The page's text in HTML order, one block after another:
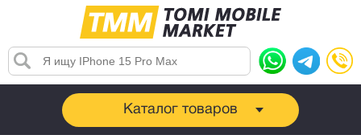
Каталог товаров